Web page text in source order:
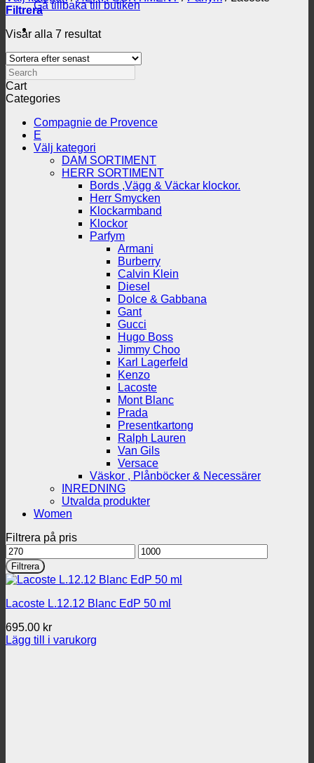
Gå tillbaka till butiken
Filtrera
Visar alla 7 resultatSortera
senaste
Search
Cart
Categories
Compagnie de Provence
E
Välj kategori
DAM SORTIMENT
HERR SORTIMENT
Bords ,Vägg & Väckar klockor.
Herr Smycken
Klockarmband
Klockor
Parfym
Armani
Burberry
Calvin Klein
Diesel
Dolce & Gabbana
Gant
Gucci
Hugo Boss
Jimmy Choo
Karl Lagerfeld
Kenzo
Lacoste
Mont Blanc
Prada
Presentkartong
Ralph Lauren
Van Gils
Versace
Väskor , Plånböcker & Necessärer
INREDNING
Utvalda produkter
Women
Filtrera på pris
Min
pris
Max
pris
Filtrera
Lacoste L.12.12 Blanc EdP 50 ml
695.00 kr
Lägg till i varukorg